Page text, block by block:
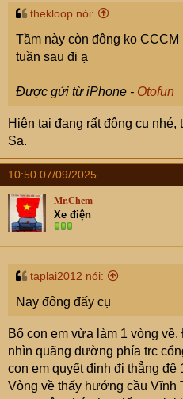
thekloop nói:
Tầm này còn đông ko
tuần sau đi ạ
Được gửi từ iPhone - Otofun
Hiện tại đang rất đông cụ
Sa.
10:50 07/09/2025
Mr.Chem
Xe điện
taplai2012 nói:
Nay đông đấy cụ
Bố con em vừa làm 1 vòng
nhìn quãng đường phía trc
con em quyết định đi thẳng đê
Vòng về thấy hướng cầu Vĩnh